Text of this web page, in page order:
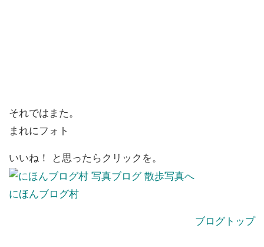
それではまた。
まれにフォト
いいね！ と思ったらクリックを。
にほんブログ村
ブログトップ